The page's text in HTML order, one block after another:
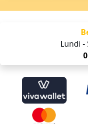
Lundi -